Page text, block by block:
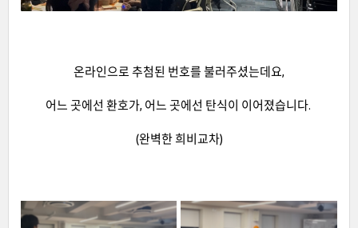
온라인으로 추첨된 번호를 불러주셨는데요,
어느 곳에선 환호가, 어느 곳에선 탄식이 이어졌습니다.
(완벽한 희비교차)